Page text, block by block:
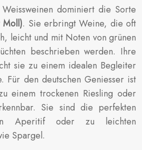
dominiert die Sorte
Moll). Sie erbringt Weine, die oft
leicht und mit Noten von grünen
beschrieben werden. Ihre
sie zu einem idealen Begleiter
Für den deutschen Geniesser ist
einem trockenen Riesling oder
Sie sind die perfekten
Aperitif oder zu leichten
Spargel.